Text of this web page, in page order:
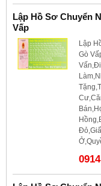
Lập Hồ Sơ Chuyển
Vấp
Lập
Gò